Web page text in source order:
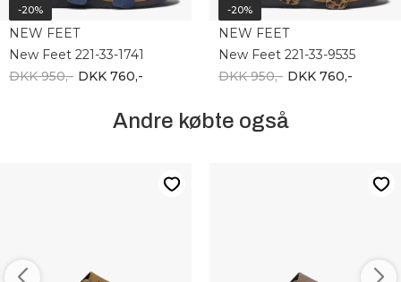
-20%
NEW FEET
New Feet 221-33-1741
DKK 950,- DKK 760,-
-20%
NEW FEET
New Feet 221-33-9535
DKK 950,- DKK 760,-
Andre købte også